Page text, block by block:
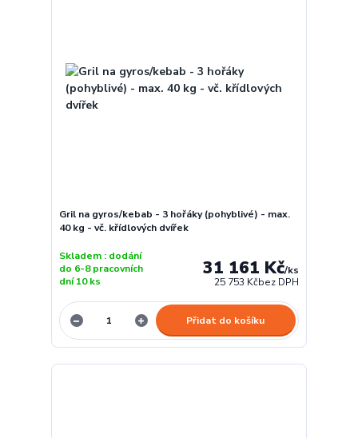
Gril na gyros/kebab - 3 hořáky (pohyblivé) - max.
40 kg - vč. křídlových dvířek
31 161 Kč/ks
25 753 Kčbez DPH
Skladem : dodání
do 6-8 pracovních
dní 10 ks
Přidat do košíku